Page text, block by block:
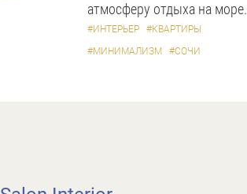
атмосферу отдыха на море.
#ИНТЕРЬЕР
#КВАРТИРЫ
#МИНИМАЛИЗМ
#СОЧИ